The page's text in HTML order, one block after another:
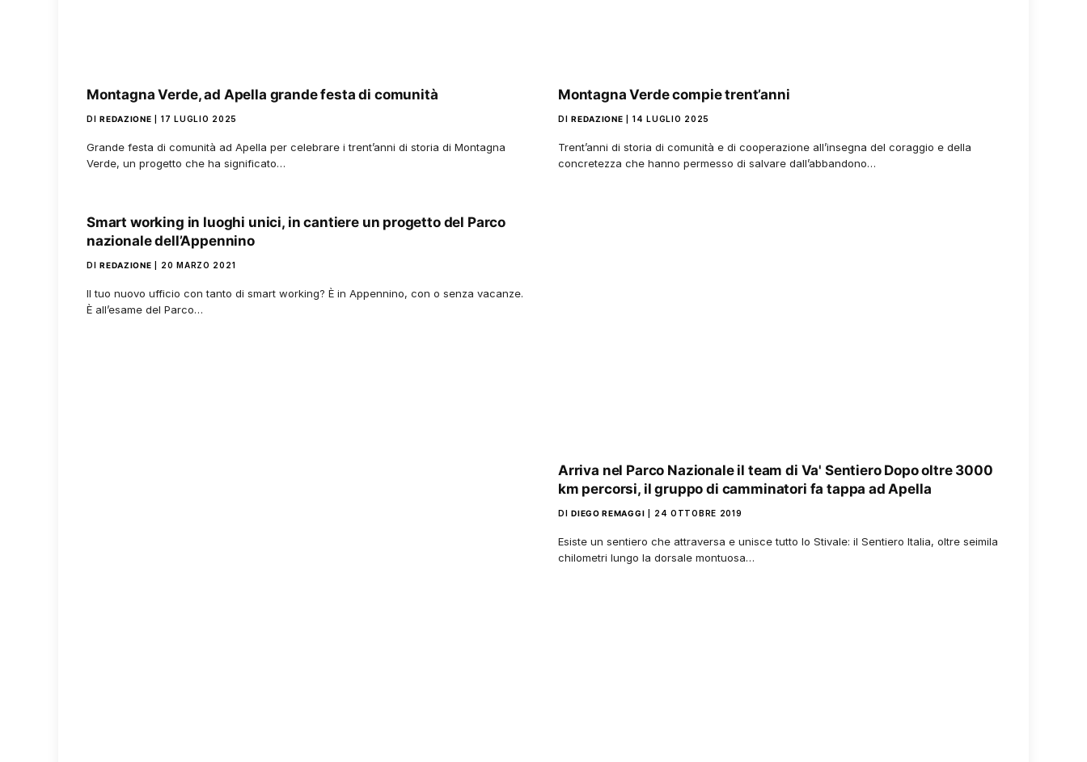
Montagna Verde, ad Apella grande festa di comunità
DI REDAZIONE 17 LUGLIO 2025
Grande festa di comunità ad Apella per celebrare i trent’anni di storia di Montagna
Verde, un progetto che ha significato…
Montagna Verde compie trent’anni
DI REDAZIONE 14 LUGLIO 2025
Trent’anni di storia di comunità e di cooperazione all’insegna del coraggio e della
concretezza che hanno permesso di salvare dall’abbandono…
Smart working in luoghi unici, in cantiere un progetto del Parco
nazionale dell’Appennino
DI REDAZIONE 20 MARZO 2021
Il tuo nuovo ufficio con tanto di smart working? È in Appennino, con o senza vacanze.
È all’esame del Parco…
Arriva nel Parco Nazionale il team di Va' Sentiero Dopo oltre 3000
km percorsi, il gruppo di camminatori fa tappa ad Apella
DI DIEGO REMAGGI 24 OTTOBRE 2019
Esiste un sentiero che attraversa e unisce tutto lo Stivale: il Sentiero Italia, oltre seimila
chilometri lungo la dorsale montuosa…